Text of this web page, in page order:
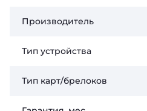
Производитель
Тип устройства
Тип карт/брелоков